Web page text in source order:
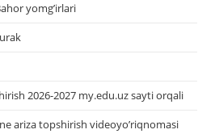
yomg’irlari
2026-2027 my.edu.uz sayti orqali
ariza topshirish videoyo’riqnomasi